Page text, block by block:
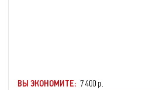
ВЫ ЭКОНОМИТЕ: 7 400 р.